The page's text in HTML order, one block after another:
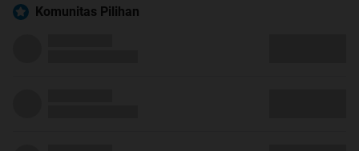
Komunitas Pilihan